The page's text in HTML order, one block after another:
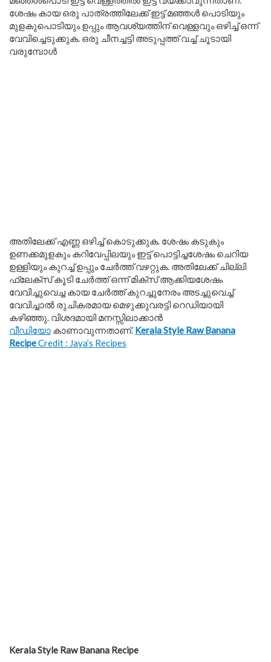
ശേഷം കായ ഒരു പാത്രത്തിലേക്ക് ഇട്ട് മഞ്ഞൾ പൊടിയും
മുളകുപൊടിയും ഉപ്പും ആവശ്യത്തിന് വെള്ളവും ഒഴിച്ച് ഒന്ന്
വേവിച്ചെടുക്കുക. ഒരു ചീനച്ചട്ടി അടുപ്പത്ത് വച്ച് ചൂടായി
വരുമ്പോൾ
അതിലേക്ക് എണ്ണ ഒഴിച്ച് കൊടുക്കുക. ശേഷം കടുകും
ഉണക്കമുളകും കറിവേപ്പിലയും ഇട്ട് പൊട്ടിച്ചശേഷം ചെറിയ
ഉള്ളിയും കുറച്ച് ഉപ്പും ചേർത്ത് വഴറ്റുക. അതിലേക്ക് ചില്ലി
ഫ്ലേക്സ് കൂടി ചേർത്ത് ഒന്ന് മിക്സ് ആക്കിയശേഷം
വേവിച്ചുവെച്ച കായ ചേർത്ത് കുറച്ചുനേരം അടച്ചുവെച്ച്
വേവിച്ചാൽ രുചികരമായ മെഴുക്കുവരട്ടി റെഡിയായി
കഴിഞ്ഞു. വിശദമായി മനസ്സിലാക്കാൻ
വീഡിയോ കാണാവുന്നതാണ്.Kerala Style Raw Banana
RecipeCredit : Jaya’s Recipes
Kerala Style Raw Banana Recipe